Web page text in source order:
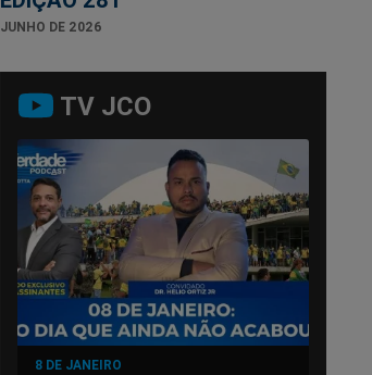
JUNHO DE 2026
TV JCO
8 DE JANEIRO